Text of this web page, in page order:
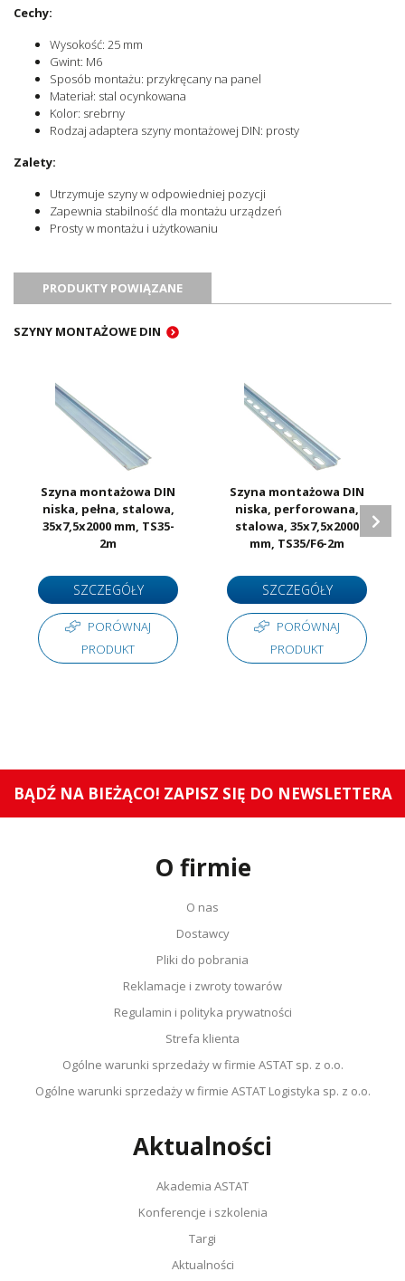
Cechy:
Wysokość: 25 mm
Gwint: M6
Sposób montażu: przykręcany na panel
Materiał: stal ocynkowana
Kolor: srebrny
Rodzaj adaptera szyny montażowej DIN: prosty
Zalety:
Utrzymuje szyny w odpowiedniej pozycji
Zapewnia stabilność dla montażu urządzeń
Prosty w montażu i użytkowaniu
PRODUKTY POWIĄZANE
SZYNY MONTAŻOWE DIN
Szyna montażowa DIN
niska, pełna, stalowa,
35x7,5x2000 mm, TS35-
2m
SZCZEGÓŁY
PORÓWNAJ
PRODUKT
Szyna montażowa DIN
niska, perforowana,
stalowa, 35x7,5x2000
mm, TS35/F6-2m
SZCZEGÓŁY
PORÓWNAJ
PRODUKT
BĄDŹ NA BIEŻĄCO! ZAPISZ SIĘ DO NEWSLETTERA
O firmie
O nas
Dostawcy
Pliki do pobrania
Reklamacje i zwroty towarów
Regulamin i polityka prywatności
Strefa klienta
Ogólne warunki sprzedaży w firmie ASTAT sp. z o.o.
Ogólne warunki sprzedaży w firmie ASTAT Logistyka sp. z o.o.
Aktualności
Akademia ASTAT
Konferencje i szkolenia
Targi
Aktualności